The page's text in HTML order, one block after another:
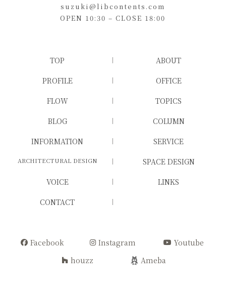
suzuki@libcontents.com
OPEN 10:30 – CLOSE 18:00
TOP
ABOUT
PROFILE
OFFICE
FLOW
TOPICS
BLOG
COLUMN
INFORMATION
SERVICE
ARCHITECTURAL DESIGN
SPACE DESIGN
VOICE
LINKS
CONTACT
Facebook Instagram
Youtube
houzz
Ameba